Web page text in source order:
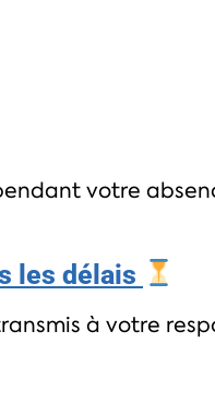
votre
les délais
à votre